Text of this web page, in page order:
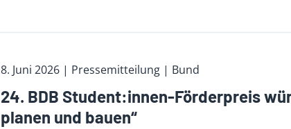
8. Juni 2026 | Pressemitteilung | Bund
24. BDB Student:innen-Förderpreis
planen und bauen“